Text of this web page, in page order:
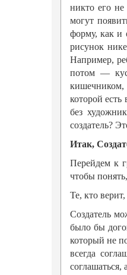
никто его
могут
форму, как и
рисунок
Например,
потом —
кишечником,
которой
без
создатель?
Итак,
Перейдем к
чтобы
Те, кто
Создатель
было бы
который не
всегда
соглашаться,